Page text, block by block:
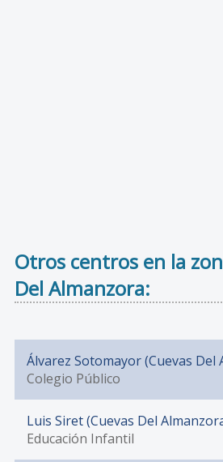
Otros centros en la
Del Almanzora:
Álvarez Sotomayor (Cuevas Del
Colegio Público
Luis Siret (Cuevas Del
Educación Infantil